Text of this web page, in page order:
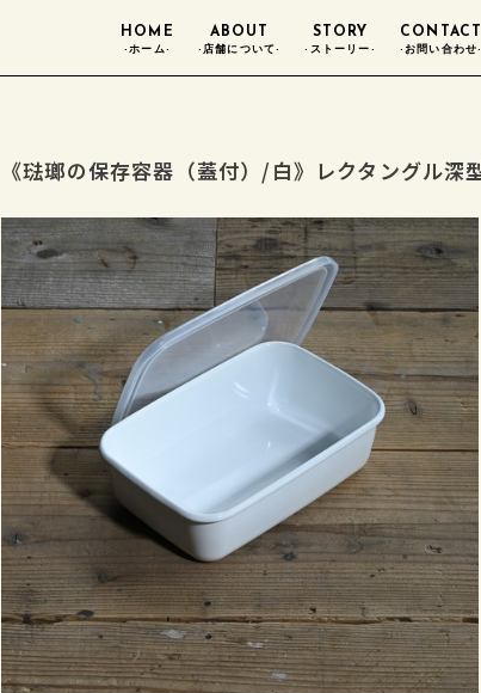
HOME
-ホーム-
ABOUT
-店舗について-
STORY
-ストーリー-
CONTACT
-お問い合わせ-
《琺瑯の保存容器（蓋付）/白》レクタングル深